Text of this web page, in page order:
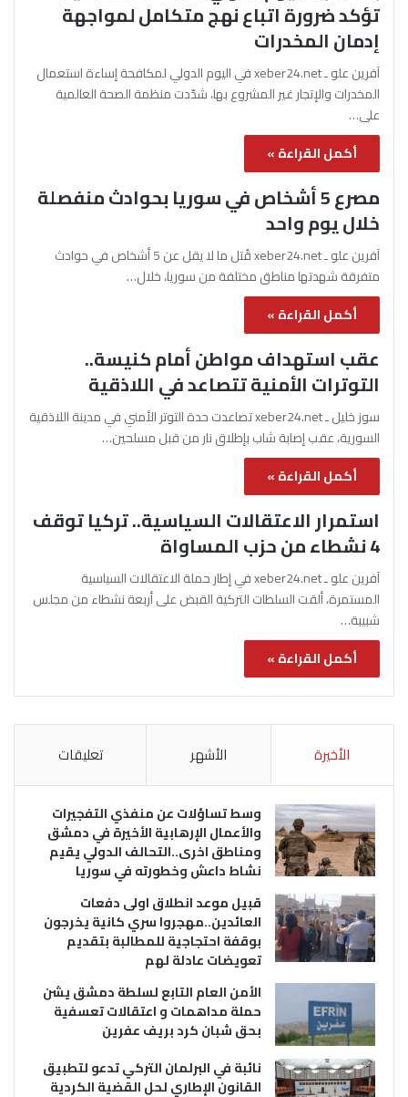
تؤكد ضرورة اتباع نهج متكامل لمواجهة
إدمان المخدرات
آفرين علو ـ xeber24.net في اليوم الدولي لمكافحة إساءة استعمال
المخدرات والإتجار غير المشروع بها، شدّدت منظمة الصحة العالمية
على…
أكمل القراءة »
مصرع 5 أشخاص في سوريا بحوادث منفصلة
خلال يوم واحد
آفرين علو ـ xeber24.net قُتل ما لا يقل عن 5 أشخاص في حوادث
متفرقة شهدتها مناطق مختلفة من سوريا، خلال…
أكمل القراءة »
عقب استهداف مواطن أمام كنيسة..
التوترات الأمنية تتصاعد في اللاذقية
سوز خليل ـ xeber24.net تصاعدت حدة التوتر الأمني في مدينة اللاذقية
السورية، عقب إصابة شاب بإطلاق نار من قبل مسلحين…
أكمل القراءة »
استمرار الاعتقالات السياسية.. تركيا توقف
4 نشطاء من حزب المساواة
آفرين علو ـ xeber24.net في إطار حملة الاعتقالات السياسية
المستمرة، ألقت السلطات التركية القبض على أربعة نشطاء من مجلس
شبيبة…
أكمل القراءة »
الأخيرة الأشهر تعليقات
وسط تساؤلات عن منفذي التفجيرات
والأعمال الإرهابية الأخيرة في دمشق
ومناطق اخرى..التحالف الدولي يقيم
نشاط داعش وخطورته في سوريا
قبيل موعد انطلاق اولى دفعات
العائدين..مهجروا سري كانية يخرجون
بوقفة احتجاجية للمطالبة بتقديم
تعويضات عادلة لهم
الأمن العام التابع لسلطة دمشق يشن
حملة مداهمات و اعتقالات تعسفية
بحق شبان كرد بريف عفرين
نائبة في البرلمان التركي تدعو لتطبيق
القانون الإطاري لحل القضية الكردية